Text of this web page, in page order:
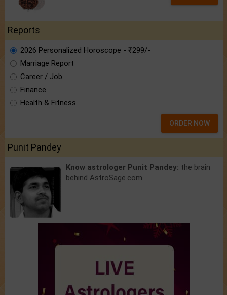
Reports
2026 Personalized Horoscope - ₹299/-
Marriage Report
Career / Job
Finance
Health & Fitness
ORDER NOW
Punit Pandey
Know astrologer Punit Pandey: the brain
behind AstroSage.com